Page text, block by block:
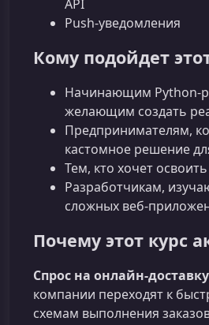
API
Push‑уведомления
Кому подойдет
Начинающим
желающим создать
Предпринимателям,
кастомное решение
Тем, кто хочет
Разработчикам,
сложных
Почему этот курс
Спрос на
компании переходят к
схемам выполнения